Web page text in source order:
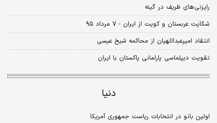
رایزنی‌های ظریف در گینه
شکایت عربستان و کویت از ایران - ۷ مرداد ۹۵
انتقاد امیرعبداللهیان از محاکمه شیخ عیسی
تقویت دیپلماسی پارلمانی پاکستان با ایران
دنیا
اولین بانو در انتخابات ریاست جمهوری آمریکا